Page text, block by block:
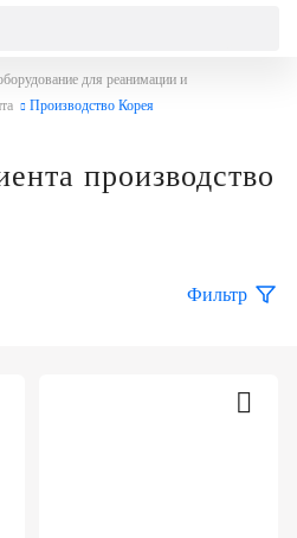
для реанимации и
Производство Корея
производство
Фильтр